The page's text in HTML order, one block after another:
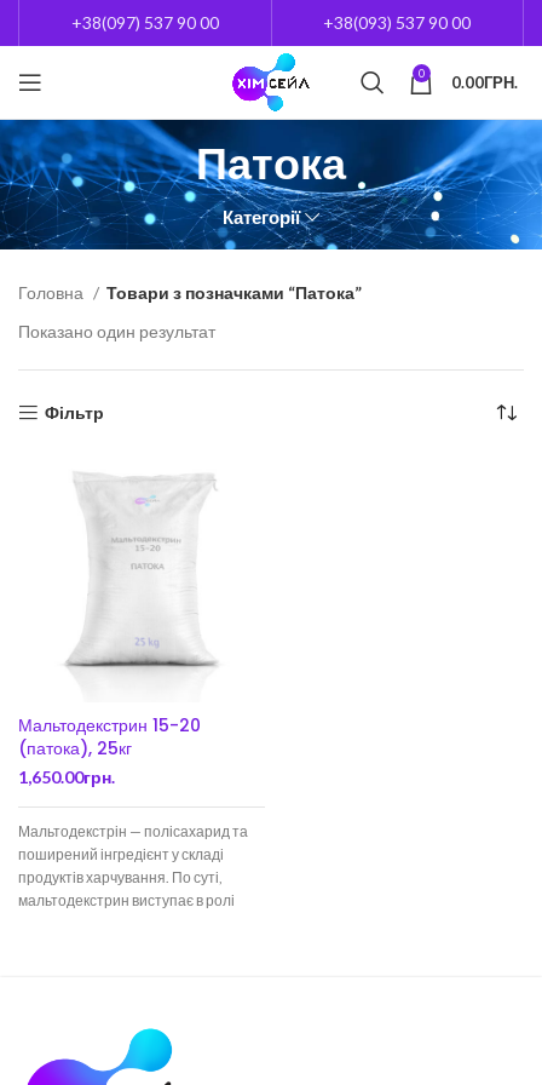
+38(097) 537 90 00 +38(093) 537 90 00
0 0.00ГРН.
Патока
Категорії
Головна
Товари з позначками “Патока”
Показано один результат
Фільтр
Мальтодекстрин 15-20
(патока), 25кг
1,650.00грн.
Мальтодекстрін — полісахарид та
поширений інгредієнт у складі
продуктів харчування. По суті,
мальтодекстрин виступає в ролі